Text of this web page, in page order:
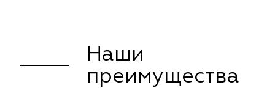
Наши
преимущества